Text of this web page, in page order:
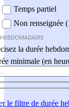
Temps partiel
Non renseignée
la durée
minimale (en
le filtre de durée